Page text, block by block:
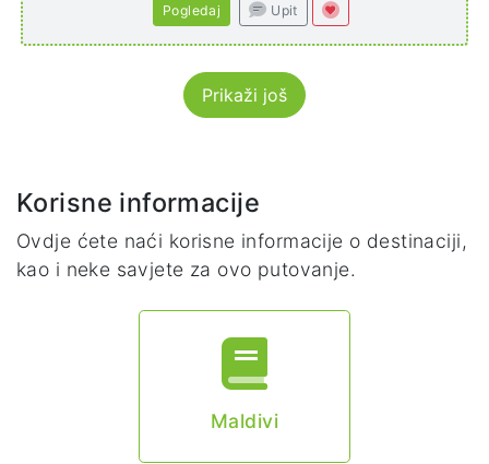
Pogledaj Upit
Prikaži još
Korisne informacije
Ovdje ćete naći korisne informacije o destinaciji,
kao i neke savjete za ovo putovanje.
Maldivi